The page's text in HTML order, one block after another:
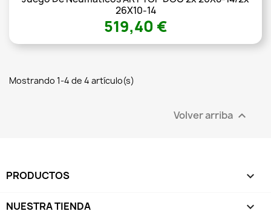
26X10-14
519,40 €
Mostrando 1-4 de 4 artículo(s)
Volver arriba 
PRODUCTOS 
NUESTRA TIENDA 